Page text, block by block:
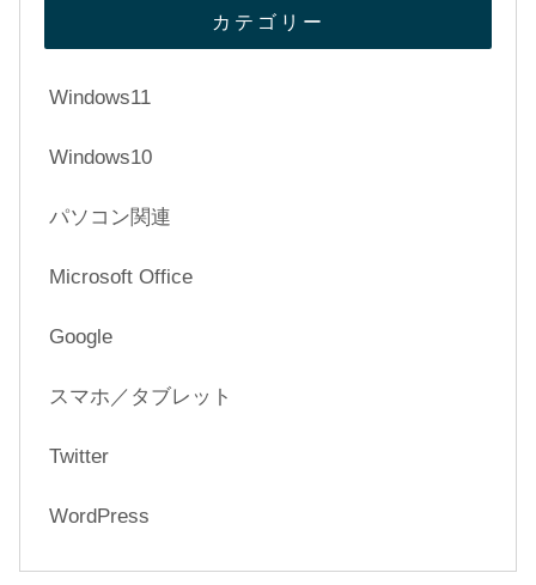
カテゴリー
Windows11
Windows10
パソコン関連
Microsoft Office
Google
スマホ／タブレット
Twitter
WordPress